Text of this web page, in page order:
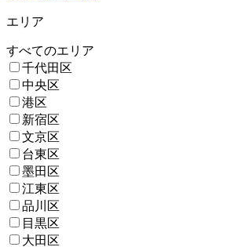
エリア
すべてのエリア
千代田区
中央区
港区
新宿区
文京区
台東区
墨田区
江東区
品川区
目黒区
大田区